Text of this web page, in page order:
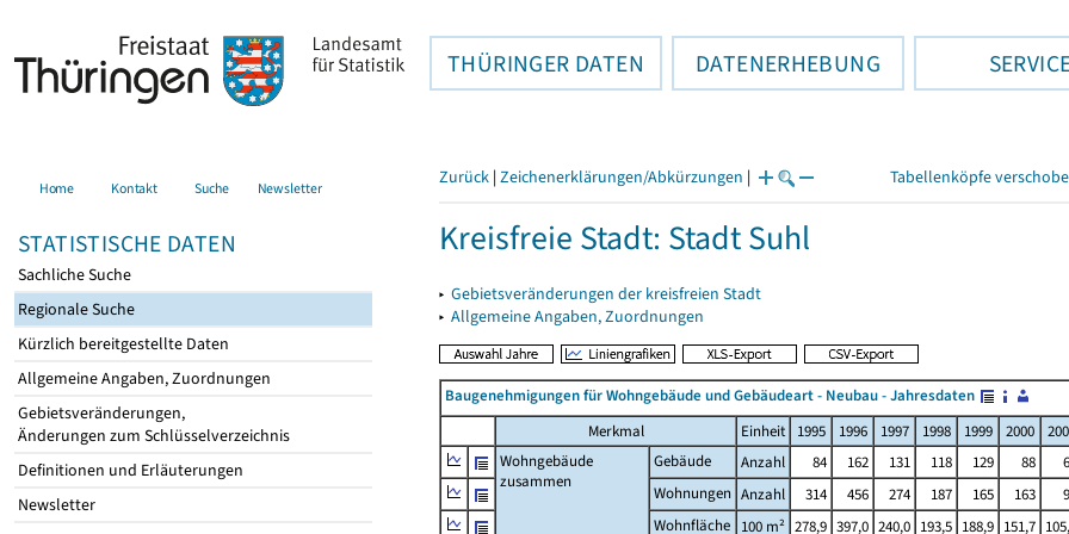
THÜRINGER DATEN DATENERHEBUNG
Home Kontakt Suche Newsletter
STATISTISCHE DATEN
Sachliche Suche
Regionale Suche
Kürzlich bereitgestellte Daten
Allgemeine Angaben, Zuordnungen
Gebietsveränderungen,
Änderungen zum Schlüsselverzeichnis
Definitionen und Erläuterungen
Newsletter
Zurück | Zeichenerklärungen/Abkürzungen | Tabellenköpfe
Kreisfreie Stadt: Stadt Suhl
▸ Gebietsveränderungen der kreisfreien Stadt
▸ Allgemeine Angaben, Zuordnungen
Baugenehmigungen für Wohngebäude und Gebäudeart - Neubau - Jahresdaten
Merkmal
Einheit 1995 1996 1997 1998 1999 2000
Wohngebäude
zusammen
Gebäude Anzahl 84 162 131 118 129 88
Wohnungen Anzahl 314 456 274 187 165 163
Wohnfläche 100 m² 278,9 397,0 240,0 193,5 188,9 151,7